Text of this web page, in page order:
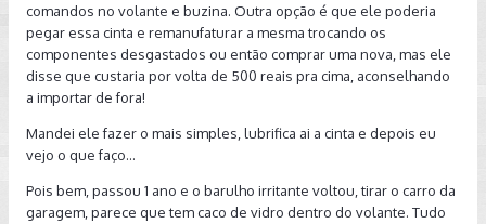
comandos no volante e buzina. Outra opção é que ele poderia
pegar essa cinta e remanufaturar a mesma trocando os
componentes desgastados ou então comprar uma nova, mas ele
disse que custaria por volta de 500 reais pra cima, aconselhando
a importar de fora!
Mandei ele fazer o mais simples, lubrifica ai a cinta e depois eu
vejo o que faço...
Pois bem, passou 1 ano e o barulho irritante voltou, tirar o carro da
garagem, parece que tem caco de vidro dentro do volante. Tudo